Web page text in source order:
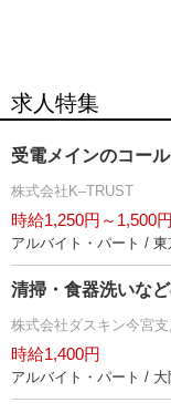
求人特集
受電メインのコー
株式会社K–TRUST
時給1,250円～1,500円
アルバイト・パート / 東
清掃・食器洗いな
株式会社ダスキン今宮
時給1,400円
アルバイト・パート / 大